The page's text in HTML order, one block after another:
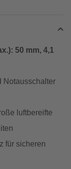
50 mm, 4,1
Notausschalter
luftbereifte
für sicheren